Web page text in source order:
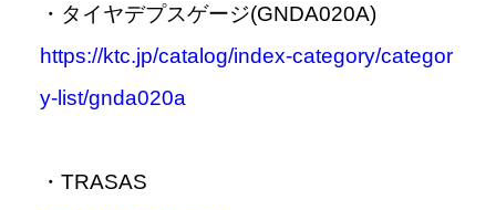
・タイヤデプスゲージ(GNDA020A)
https://ktc.jp/catalog/index-category/categor
y-list/gnda020a
・TRASAS